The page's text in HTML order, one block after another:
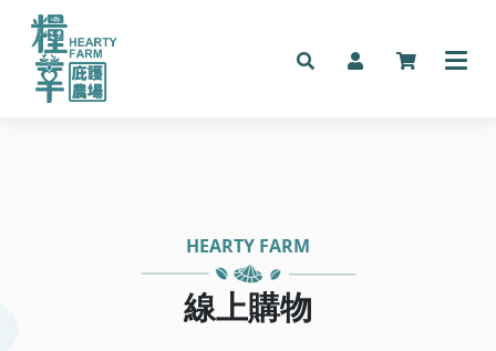
HEARTY FARM
線上購物